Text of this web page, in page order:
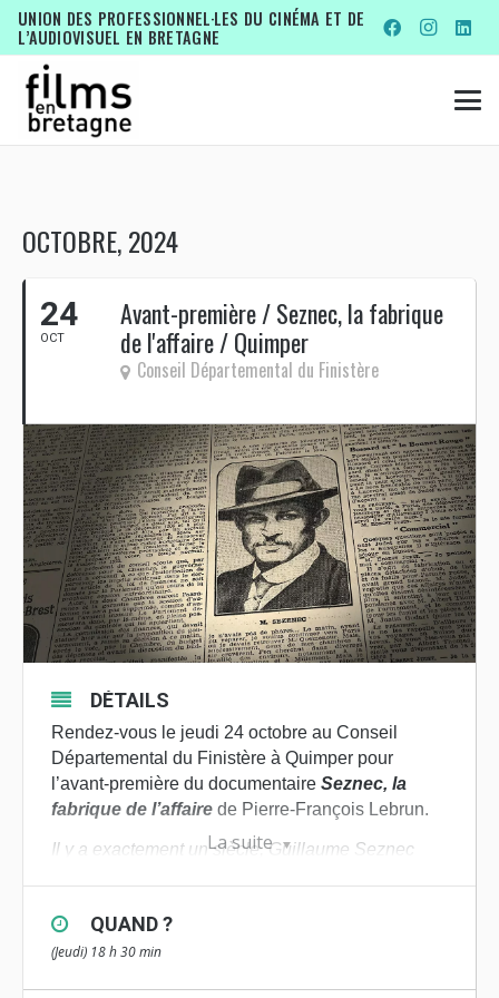
UNION DES PROFESSIONNEL·LES DU CINÉMA ET DE
L’AUDIOVISUEL EN BRETAGNE
OCTOBRE, 2024
24
OCT
Avant-première / Seznec, la fabrique
de l'affaire / Quimper
Conseil Départemental du Finistère
La suite
DÉTAILS
Rendez-vous le jeudi 24 octobre au Conseil
Départemental du Finistère à Quimper pour
l’avant-première du documentaire Seznec, la
fabrique de l’affaire de Pierre-François Lebrun.
Il y a exactement un siècle, Guillaume Seznec
beaucoup comme le symbole de l’erreur
judiciaire. Pourquoi un tel retournement d’image ?
QUAND ?
(Jeudi) 18 h 30 min